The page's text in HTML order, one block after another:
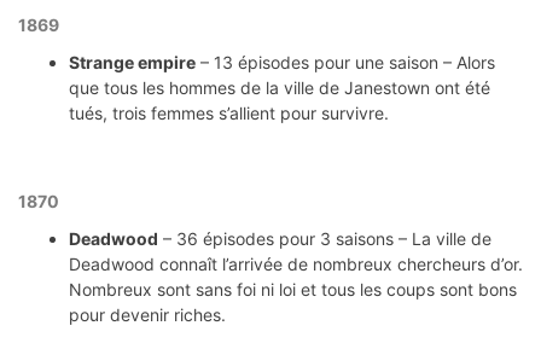
1869
Strange empire – 13 épisodes pour une saison – Alors
que tous les hommes de la ville de Janestown ont été
tués, trois femmes s’allient pour survivre.
1870
Deadwood – 36 épisodes pour 3 saisons – La ville de
Deadwood connaît l’arrivée de nombreux chercheurs d’or.
Nombreux sont sans foi ni loi et tous les coups sont bons
pour devenir riches.